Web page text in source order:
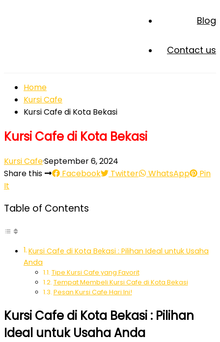
Blog
Contact us
Home
Kursi Cafe
Kursi Cafe di Kota Bekasi
Kursi Cafe di Kota Bekasi
Kursi Cafe·September 6, 2024
Share this
Facebook Twitter WhatsApp
Pin
It
Table of Contents
Kursi Cafe di Kota Bekasi : Pilihan Ideal untuk Usaha
Anda
Tipe Kursi Cafe yang Favorit
Tempat Membeli Kursi Cafe di Kota Bekasi
Pesan Kursi Cafe Hari Ini!
Kursi Cafe di Kota Bekasi : Pilihan
Ideal untuk Usaha Anda